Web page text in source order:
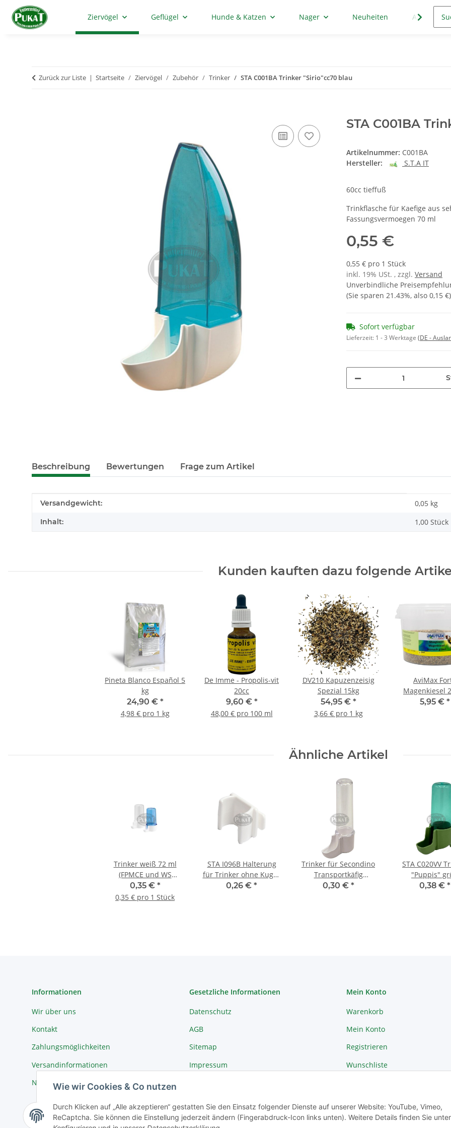
Wie wir Cookies & Co nutzen
Durch Klicken auf „Alle akzeptieren“ gestatten Sie den Einsatz folgender Dienste auf unserer Website: YouTube, Vimeo,
ReCaptcha. Sie können die Einstellung jederzeit ändern (Fingerabdruck-Icon links unten). Weitere Details finden Sie unter
Ziervögel Geflügel Hunde & Katzen Nager Neuheiten Aktion
Zurück zur Liste Startseite Ziervögel Zubehör Trinker STA C001BA Trinker "Sirio"cc70 blau
STA C001BA
Artikelnummer: C001BA
Hersteller:
S.T.A IT
60cc tieffuß
Trinkflasche für Kaefige aus
Fassungsvermoegen 70 ml
0,55 €
0,55 € pro 1 Stück
inkl. 19% USt. , zzgl. Versand
Unverbindliche
(Sie sparen 21.43%, also 0,15 €)
Sofort verfügbar
Lieferzeit: 1 - 3 Werktage (DE -
Beschreibung Bewertungen Frage zum Artikel
Produkteigenschaft
Wert
Versandgewicht: 0,05 kg
Inhalt: 1,00 Stück
Kunden kauften dazu folgende
Pineta Blanco Español 5
kg
24,90 € *
4,98 € pro 1 kg
De Imme - Propolis-vit
20cc
9,60 € *
48,00 € pro 100 ml
DV210 Kapuzenzeisig
Spezial 15kg
54,95 € *
3,66 € pro 1 kg
AviMax
Magenkiesel
5,95 € *
Ähnliche Artikel
Trinker weiß 72 ml
(FPMCE und WS
Ausstellungstrinker)
0,35 € *
0,35 € pro 1 Stück
STA I096B Halterung
für Trinker ohne Kugel,
für senkrechte Gitter,
0,26 € *
Trinker für Secondino
Transportkäfig
Transparent 30ml
0,30 € *
STA C020VV
"Puppis"
0,38 € *
Informationen
Wir über uns
Kontakt
Zahlungsmöglichkeiten
Versandinformationen
Newsletter
Gesetzliche Informationen
Datenschutz
AGB
Sitemap
Impressum
Mein Konto
Warenkorb
Mein Konto
Registrieren
Wunschliste
Vertrag widerrufen